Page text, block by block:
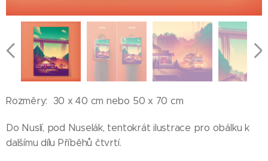
Rozměry: 30 x 40 cm nebo 50 x 70 cm
Do Nuslí, pod Nuselák, tentokrát ilustrace pro obálku k
dalšímu dílu Příběhů čtvrtí.